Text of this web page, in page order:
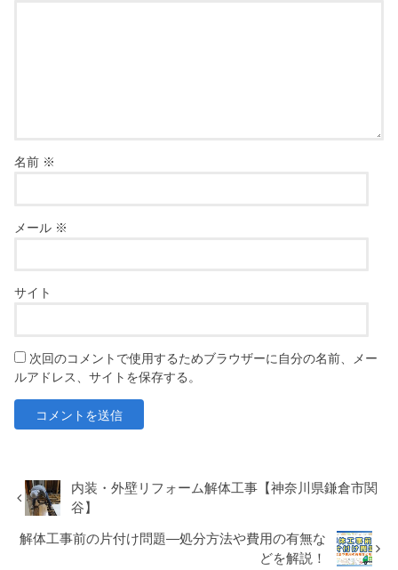
名前 ※
メール ※
サイト
次回のコメントで使用するためブラウザーに自分の名前、メー
ルアドレス、サイトを保存する。
内装・外壁リフォーム解体工事【神奈川県鎌倉市関
谷】
解体工事前の片付け問題―処分方法や費用の有無な
どを解説！